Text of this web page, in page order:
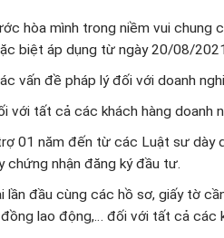
hòa mình trong niềm vui chung
biệt áp dụng từ ngày 20/08/
vấn đề pháp lý đối với doanh
với tất cả các khách hàng doanh
01 năm đến từ các Luật sư dày
chứng nhận đăng ký đầu tư.
lần đầu cùng các hồ sơ, giấy tờ
lao động,… đối với tất cả các